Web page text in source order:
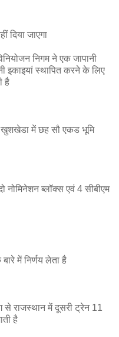
दिया जाएगा
निगम ने एक जापानी
इकाइयां स्थापित करने के लिए
है
खुशखेडा में छह सौ एकड भूमि
नोमिनेशन ब्लॉक्स एवं 4 सीबीएम
में निर्णय लेता है
से राजस्थान में दूसरी ट्रेन 11
है